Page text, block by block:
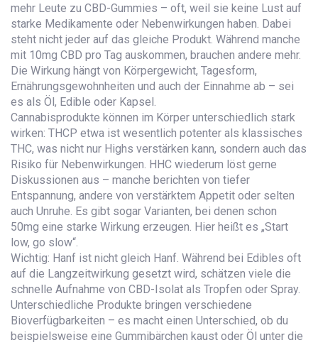
mehr Leute zu CBD-Gummies – oft, weil sie keine Lust auf
starke Medikamente oder Nebenwirkungen haben. Dabei
steht nicht jeder auf das gleiche Produkt. Während manche
mit 10mg CBD pro Tag auskommen, brauchen andere mehr.
Die Wirkung hängt von Körpergewicht, Tagesform,
Ernährungsgewohnheiten und auch der Einnahme ab – sei
es als Öl, Edible oder Kapsel.
Cannabisprodukte können im Körper unterschiedlich stark
wirken: THCP etwa ist wesentlich potenter als klassisches
THC, was nicht nur Highs verstärken kann, sondern auch das
Risiko für Nebenwirkungen. HHC wiederum löst gerne
Diskussionen aus – manche berichten von tiefer
Entspannung, andere von verstärktem Appetit oder selten
auch Unruhe. Es gibt sogar Varianten, bei denen schon
50mg eine starke Wirkung erzeugen. Hier heißt es „Start
low, go slow“.
Wichtig: Hanf ist nicht gleich Hanf. Während bei Edibles oft
auf die Langzeitwirkung gesetzt wird, schätzen viele die
schnelle Aufnahme von CBD-Isolat als Tropfen oder Spray.
Unterschiedliche Produkte bringen verschiedene
Bioverfügbarkeiten – es macht einen Unterschied, ob du
beispielsweise eine Gummibärchen kaust oder Öl unter die